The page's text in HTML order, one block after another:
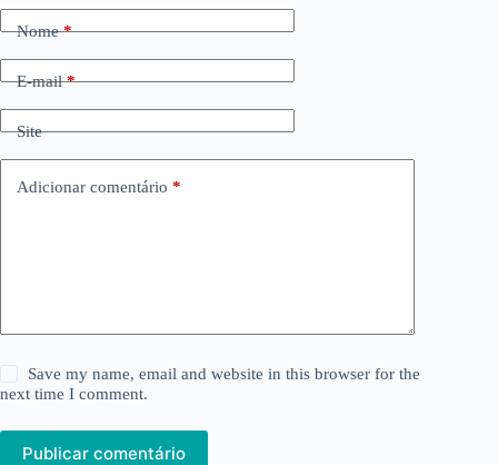
Nome*
E-mail*
Site
Adicionar comentário *
Save my name, email and website in this browser for the
next time I comment.
Publicar comentário